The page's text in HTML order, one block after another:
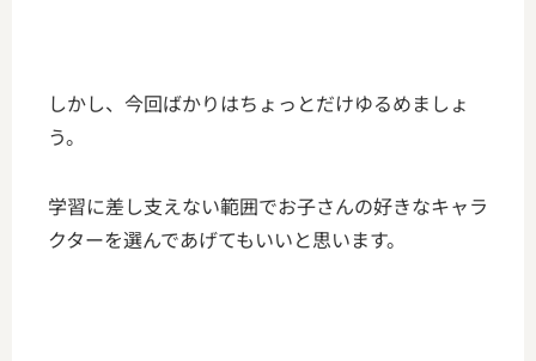
しかし、今回ばかりはちょっとだけゆるめましょ
う。
学習に差し支えない範囲でお子さんの好きなキャラ
クターを選んであげてもいいと思います。